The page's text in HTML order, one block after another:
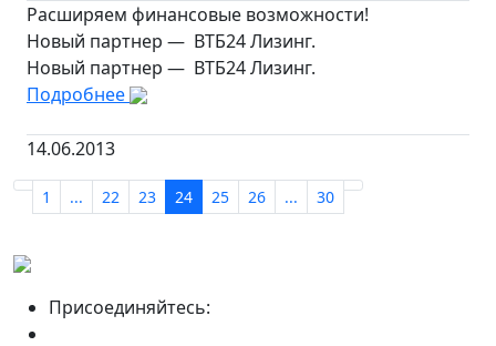
Расширяем финансовые возможности!
Новый партнер — ВТБ24 Лизинг.
Новый партнер — ВТБ24 Лизинг.
Подробнее
14.06.2013
1 ... 22 23 24 25 26 ... 30
Присоединяйтесь: